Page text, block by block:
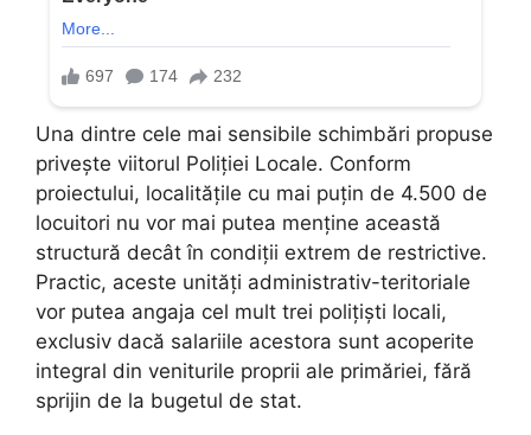
Una dintre cele mai sensibile schimbări propuse
privește viitorul Poliției Locale. Conform
proiectului, localitățile cu mai puțin de 4.500 de
locuitori nu vor mai putea menține această
structură decât în condiții extrem de restrictive.
Practic, aceste unități administrativ-teritoriale
vor putea angaja cel mult trei polițiști locali,
exclusiv dacă salariile acestora sunt acoperite
integral din veniturile proprii ale primăriei, fără
sprijin de la bugetul de stat.